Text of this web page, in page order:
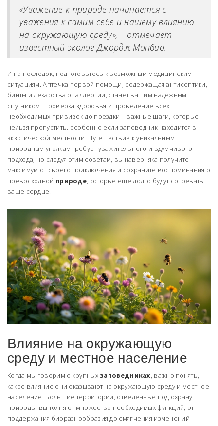
«Уважение к природе начинается с
уважения к самим себе и нашему влиянию
на окружающую среду», – отмечает
известный эколог Джордж Монбио.
И на последок, подготовьтесь к возможным медицинским
ситуациям. Аптечка первой помощи, содержащая антисептики,
бинты и лекарства от аллергий, станет вашим надежным
спутником. Проверка здоровья и проведение всех
необходимых прививок до поездки – важные шаги, которые
нельзя пропустить, особенно если заповедник находится в
экзотической местности. Путешествие к уникальным
природным уголкам требует уважительного и вдумчивого
подхода, но следуя этим советам, вы наверняка получите
максимум от своего приключения и сохраните воспоминания о
превосходной природе, которые еще долго будут согревать
ваше сердце.
Влияние на окружающую
среду и местное население
Когда мы говорим о крупныхзаповедниках , важно понять,
какое влияние они оказывают на окружающую среду и местное
население. Большие территории, отведенные под охрану
природы, выполняют множество необходимых функций, от
поддержания биоразнообразия до смягчения изменений